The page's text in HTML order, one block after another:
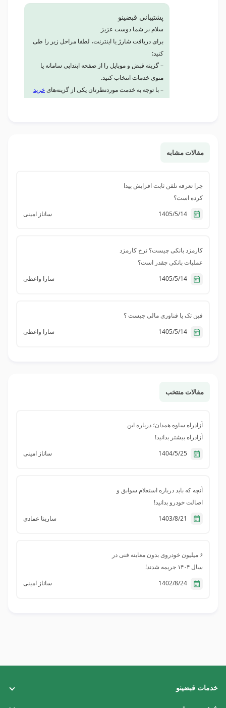
پشتیبانی قبضینو
سلام بر شما دوست عزیز
برای دریافت شارژ یا اینترنت، لطفا مراحل زیر را طی
کنید:
– گزینه قبض و موبایل را از صفحه ابتدایی سامانه یا
منوی خدمات انتخاب کنید.
– با توجه به خدمت موردنظرتان یکی از گزینه‌هایخرید
مقالات مشابه
چرا تعرفه تلفن ثابت افزایش پیدا
کرده است؟
ساناز امینی
کارمزد بانکی چیست؟ نرخ کارمزد
عملیات بانکی چقدر است؟
سارا واعظی
فین تک یا فناوری مالی چیست ؟
سارا واعظی
مقالات منتخب
آزادراه ساوه همدان؛ درباره این
آزادراه بیشتر بدانید!
ساناز امینی
آنچه که باید درباره استعلام سوابق و
اصالت خودرو بدانید!
سارینا عمادی
۶ میلیون خودروی بدون معاینه فنی در
سال ۱۴۰۴ جریمه شدند!
ساناز امینی
خدمات قبضینو